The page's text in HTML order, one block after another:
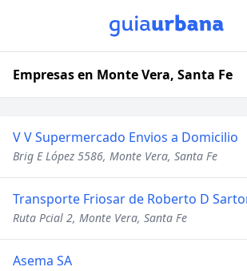
Empresas en Monte Vera, Santa Fe
V V Supermercado Envios a Domicilio
Brig E López 5586, Monte Vera, Santa Fe
Transporte Friosar de Roberto D
Ruta Pcial 2, Monte Vera, Santa Fe
Asema SA